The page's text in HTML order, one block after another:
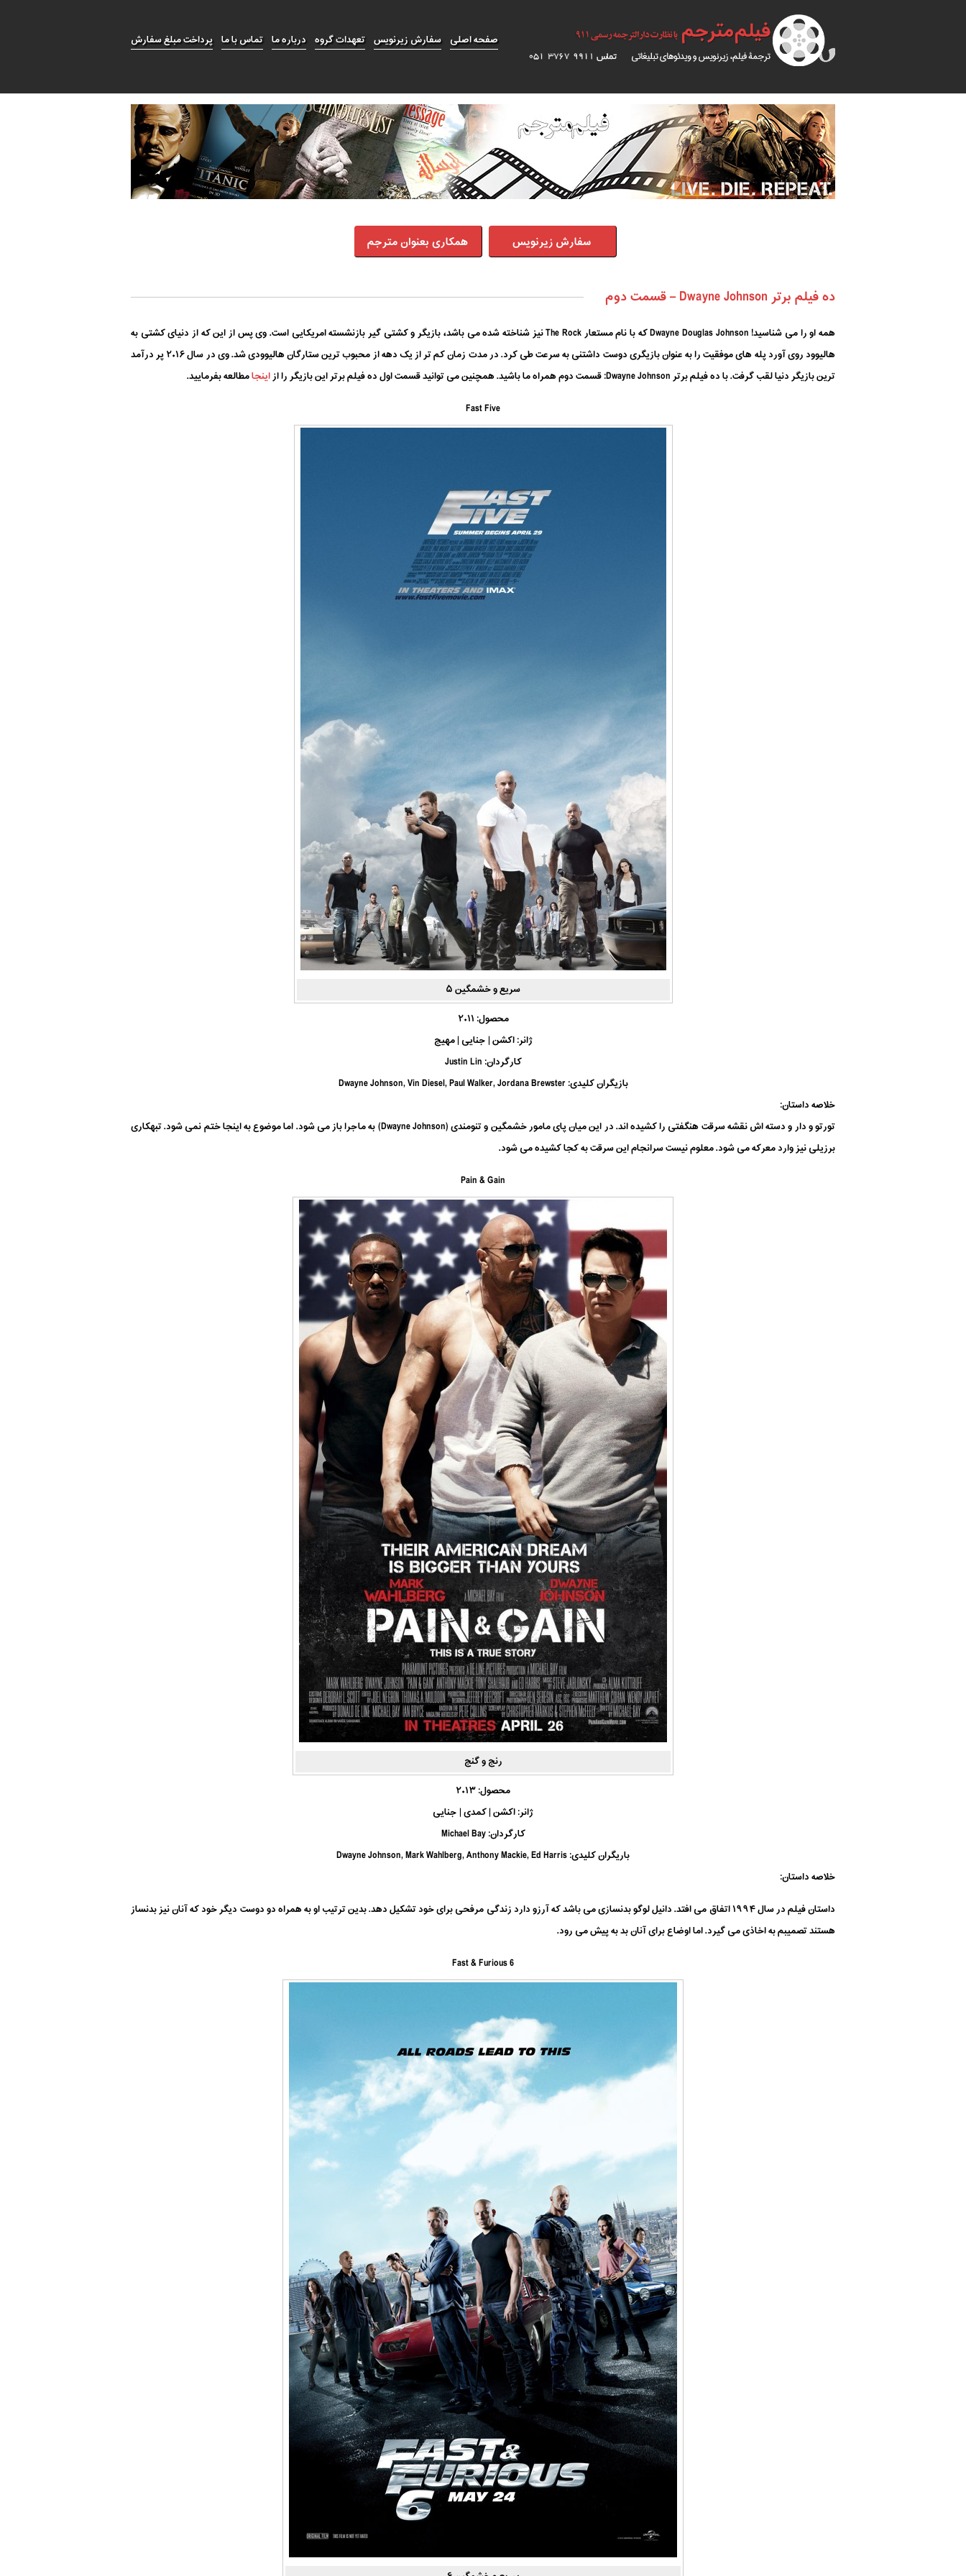
پرداخت مبلغ سفارش تماس با ما درباره ما تعهدات گروه سفارش زیرنویس صفحه اصلی
سفارش زیرنویس همکاری بعنوان مترجم
ده فیلم برتر Dwayne Johnson – قسمت دوم
همه او را می شناسید! Dwayne Douglas Johnson که با نام مستعار The Rock نیز شناخته شده می باشد، بازیگر و کشتی گیر بازنشسته امریکایی است. وی پس از این که از دنیای کشتی به
هالیوود روی آورد پله های موفقیت را به عنوان بازیگری دوست داشتنی به سرعت طی کرد. در مدت زمان کم تر از یک دهه از محبوب ترین ستارگان هالیوودی شد. وی در سال ۲۰۱۶ پر درآمد
ترین بازیگر دنیا لقب گرفت. با ده فیلم برتر Dwayne Johnson: قسمت دوم همراه ما باشید. همچنین می توانید قسمت اول ده فیلم برتر این بازیگر را از
اینجامطالعه بفرمایید.
Fast Five
سریع و خشمگین ۵
محصول: ۲۰۱۱
ژانر: اکشن | جنایی | مهیج
کارگردان: Justin Lin
بازیگران کلیدی:
Dwayne Johnson,Vin Diesel,Paul Walker,Jordana Brewster
خلاصه داستان:
تورتو و دار و دسته اش نقشه سرقت هنگفتی را کشیده اند. در این میان پای مامور خشمگین و تنومندی (
Dwayne Johnson) به ماجرا باز می شود. اما موضوع به اینجا ختم نمی شود. تبهکاری
برزیلی نیز وارد معرکه می شود. معلوم نیست سرانجام این سرقت به کجا کشیده می شود.
Pain & Gain
رنج و گنج
محصول: ۲۰۱۳
ژانر: اکشن | کمدی | جنایی
کارگردان: Michael Bay
باریگران کلیدی: Dwayne Johnson, Mark Wahlberg, Anthony Mackie, Ed Harris
خلاصه داستان:
داستان فیلم در سال ۱۹۹۴ اتفاق می افتد. دانیل لوگو بدنسازی می باشد که آرزو دارد زندگی مرفحی برای خود تشکیل دهد. بدین ترتیب او به همراه دو دوست دیگر خود که آنان نیز بدنساز
هستند تصمیبم به اخاذی می گیرد. اما اوضاع برای آنان بد به پیش می رود.
Fast & Furious 6